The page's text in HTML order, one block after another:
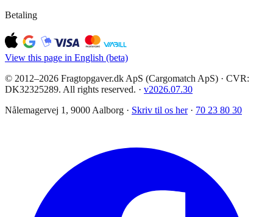
Betaling
View this page in English (beta)
© 2012–2026 Fragtopgaver.dk ApS (Cargomatch ApS) · CVR:
DK32325289. All rights reserved. · v2026.07.30
Nålemagervej 1, 9000 Aalborg · Skriv til os her · 70 23 80 30